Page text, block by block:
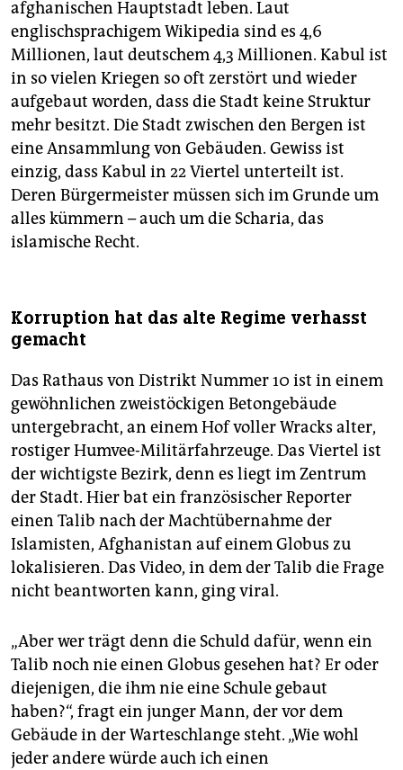
afghanischen Hauptstadt leben. Laut
englischsprachigem Wikipedia sind es 4,6
Millionen, laut deutschem 4,3 Millionen. Kabul ist
in so vielen Kriegen so oft zerstört und wieder
aufgebaut worden, dass die Stadt keine Struktur
mehr besitzt. Die Stadt zwischen den Bergen ist
eine Ansammlung von Gebäuden. Gewiss ist
einzig, dass Kabul in 22 Viertel unterteilt ist.
Deren Bürgermeister müssen sich im Grunde um
alles kümmern – auch um die Scharia, das
islamische Recht.
Korruption hat das alte Regime verhasst
gemacht
Das Rathaus von Distrikt Nummer 10 ist in einem
gewöhnlichen zweistöckigen Betongebäude
untergebracht, an einem Hof voller Wracks alter,
rostiger Humvee-Militärfahrzeuge. Das Viertel ist
der wichtigste Bezirk, denn es liegt im Zentrum
der Stadt. Hier bat ein französischer Reporter
einen Talib nach der Machtübernahme der
Islamisten, Afghanistan auf einem Globus zu
lokalisieren. Das Video, in dem der Talib die Frage
nicht beantworten kann, ging viral.
„Aber wer trägt denn die Schuld dafür, wenn ein
Talib noch nie einen Globus gesehen hat? Er oder
diejenigen, die ihm nie eine Schule gebaut
haben?“, fragt ein junger Mann, der vor dem
Gebäude in der Warteschlange steht. „Wie wohl
jeder andere würde auch ich einen